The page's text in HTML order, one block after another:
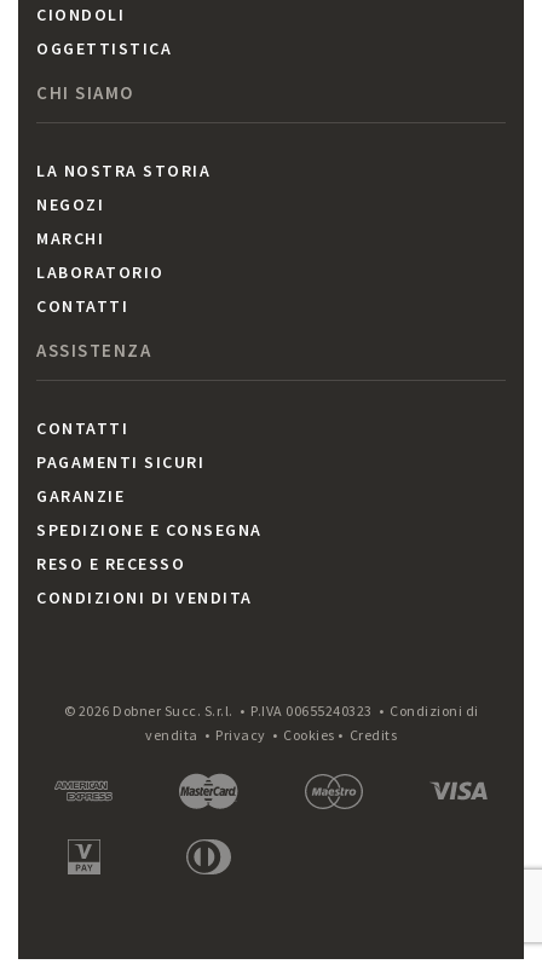
CIONDOLI
OGGETTISTICA
CHI SIAMO
LA NOSTRA STORIA
NEGOZI
MARCHI
LABORATORIO
CONTATTI
ASSISTENZA
CONTATTI
PAGAMENTI SICURI
GARANZIE
SPEDIZIONE E CONSEGNA
RESO E RECESSO
CONDIZIONI DI VENDITA
© 2026 Dobner Succ. S.r.l. • P.IVA 00655240323 • Condizioni di
vendita • Privacy • Cookies • Credits